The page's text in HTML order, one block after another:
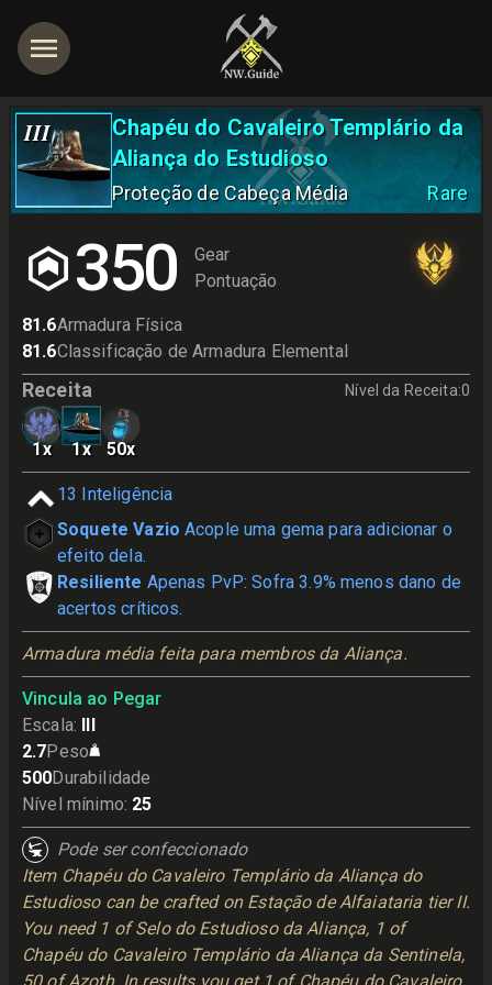
III
Chapéu do Cavaleiro Templário da
Aliança do Estudioso
Proteção de Cabeça Média Rare
350
Gear
Pontuação
81.6Armadura Física
81.6Classificação de Armadura Elemental
Receita Nível da Receita:0
1x 1x 50x
13 Inteligência
Soquete Vazio Acople uma gema para adicionar o
efeito dela.
Resiliente Apenas PvP: Sofra 3.9% menos dano de
acertos críticos.
Armadura média feita para membros da Aliança.
Vincula ao Pegar
Escala: III
2.7Peso
500Durabilidade
Nível mínimo: 25
Pode ser confeccionado
Item Chapéu do Cavaleiro Templário da Aliança do
Estudioso can be crafted on Estação de Alfaiataria tier II.
You need 1 of Selo do Estudioso da Aliança, 1 of
Chapéu do Cavaleiro Templário da Aliança da Sentinela,